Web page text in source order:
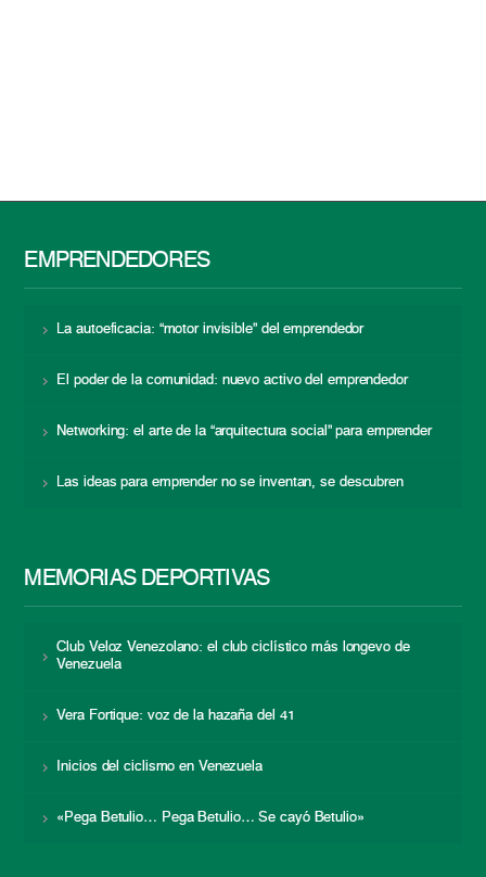
EMPRENDEDORES
La autoeficacia: “motor invisible” del emprendedor
El poder de la comunidad: nuevo activo del emprendedor
Networking: el arte de la “arquitectura social” para emprender
Las ideas para emprender no se inventan, se descubren
MEMORIAS DEPORTIVAS
Club Veloz Venezolano: el club ciclístico más longevo de
Venezuela
Vera Fortique: voz de la hazaña del 41
Inicios del ciclismo en Venezuela
«Pega Betulio… Pega Betulio… Se cayó Betulio»